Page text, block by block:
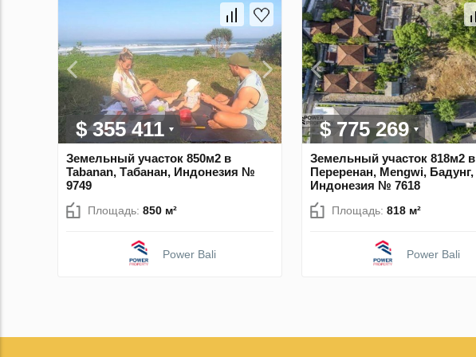
$ 355 411
Земельный участок 850м2 в
Tabanan, Табанан, Индонезия №
9749
Площадь: 850 м²
Power Bali
$ 775 269
Земельный участок 818м2 в
Переренан, Mengwi, Бадунг,
Индонезия № 7618
Площадь: 818 м²
Power Bali